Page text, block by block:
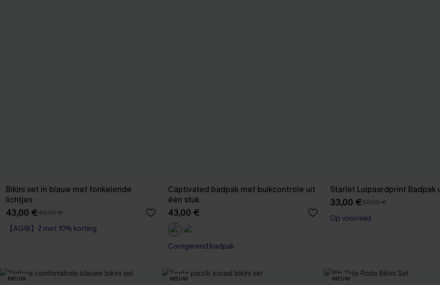
Bikini set in blauw met fonkelende
lichtjes
43,00 €49,00 €
【AG18】2 met 10% korting
Captivated badpak met buikcontrole uit
één stuk
43,00 €
Corrigerend badpak
Starlet Luipaardprint Badpak
33,00 €37,00 €
Op voorraad
NIEUW NIEUW NIEUW